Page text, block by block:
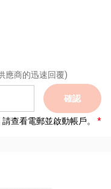
應商的迅速回覆)
確認
查看電郵並啟動帳戶。